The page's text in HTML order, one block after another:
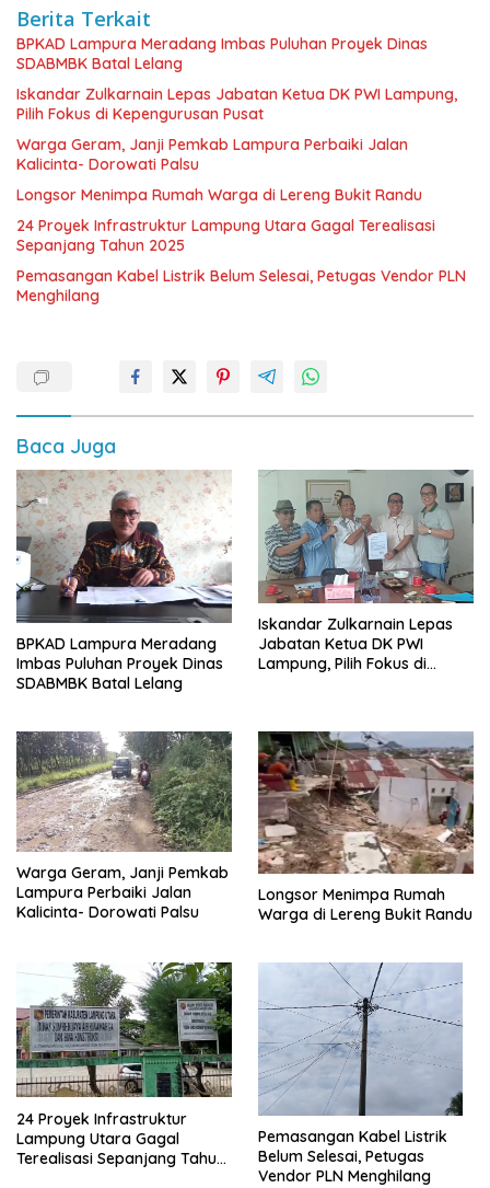
Berita Terkait
BPKAD Lampura Meradang Imbas Puluhan Proyek Dinas
SDABMBK Batal Lelang
Iskandar Zulkarnain Lepas Jabatan Ketua DK PWI Lampung,
Pilih Fokus di Kepengurusan Pusat
Warga Geram, Janji Pemkab Lampura Perbaiki Jalan
Kalicinta- Dorowati Palsu
Longsor Menimpa Rumah Warga di Lereng Bukit Randu
24 Proyek Infrastruktur Lampung Utara Gagal Terealisasi
Sepanjang Tahun 2025
Pemasangan Kabel Listrik Belum Selesai, Petugas Vendor PLN
Menghilang
Baca Juga
BPKAD Lampura Meradang
Imbas Puluhan Proyek Dinas
SDABMBK Batal Lelang
Iskandar Zulkarnain Lepas
Jabatan Ketua DK PWI
Lampung, Pilih Fokus di
Warga Geram, Janji Pemkab
Lampura Perbaiki Jalan
Kalicinta- Dorowati Palsu
Longsor Menimpa Rumah
Warga di Lereng Bukit Randu
24 Proyek Infrastruktur
Lampung Utara Gagal
Terealisasi Sepanjang Tahun
Pemasangan Kabel Listrik
Belum Selesai, Petugas
Vendor PLN Menghilang